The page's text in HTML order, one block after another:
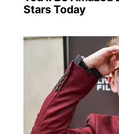
Stars Today